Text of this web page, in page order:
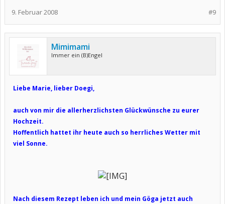
#9
9. Februar 2008
Mimimami
Immer ein (B)Engel
Liebe Marie, lieber Doegi,
auch von mir die allerherzlichsten Glückwünsche zu eurer
Hochzeit.
Hoffentlich hattet ihr heute auch so herrliches Wetter mit
viel Sonne.
Nach diesem Rezept leben ich und mein Göga jetzt auch